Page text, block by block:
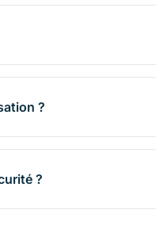
?
?